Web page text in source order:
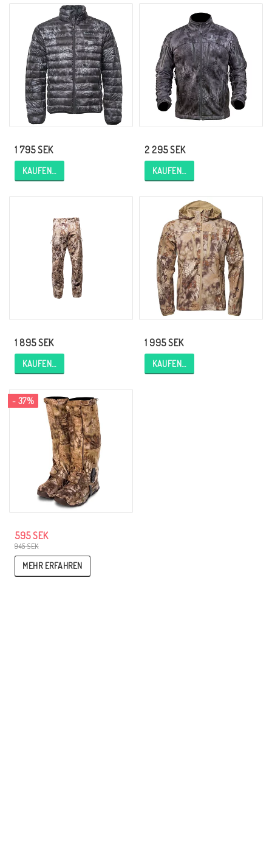
1 795 SEK
KAUFEN…
2 295 SEK
KAUFEN…
1 895 SEK
KAUFEN…
1 995 SEK
KAUFEN…
- 37%
945 SEK
595 SEK
MEHR ERFAHREN